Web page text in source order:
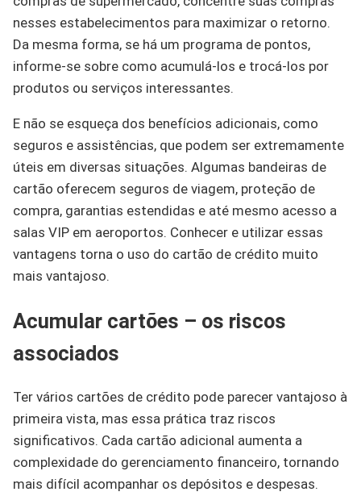
nesses estabelecimentos para maximizar o retorno.
Da mesma forma, se há um programa de pontos,
informe-se sobre como acumulá-los e trocá-los por
produtos ou serviços interessantes.
E não se esqueça dos benefícios adicionais, como
seguros e assistências, que podem ser extremamente
úteis em diversas situações. Algumas bandeiras de
cartão oferecem seguros de viagem, proteção de
compra, garantias estendidas e até mesmo acesso a
salas VIP em aeroportos. Conhecer e utilizar essas
vantagens torna o uso do cartão de crédito muito
mais vantajoso.
Acumular cartões – os riscos
associados
Ter vários cartões de crédito pode parecer vantajoso à
primeira vista, mas essa prática traz riscos
significativos. Cada cartão adicional aumenta a
complexidade do gerenciamento financeiro, tornando
mais difícil acompanhar os depósitos e despesas.